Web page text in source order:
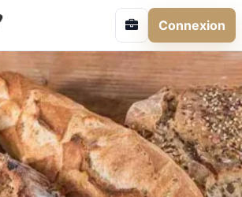
Connexion